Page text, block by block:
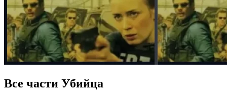
Все части Убийца